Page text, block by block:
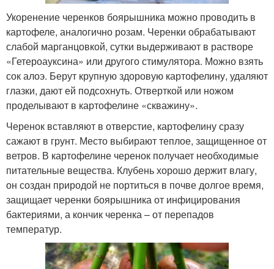
Укоренение черенков боярышника можно проводить в
картофеле, аналогично розам. Черенки обрабатывают
слабой марганцовкой, сутки выдерживают в растворе
«Гетероауксина» или другого стимулятора. Можно взять
сок алоэ. Берут крупную здоровую картофелину, удаляют
глазки, дают ей подсохнуть. Отверткой или ножом
проделывают в картофелине «скважину».
Черенок вставляют в отверстие, картофелину сразу
сажают в грунт. Место выбирают теплое, защищенное от
ветров. В картофелине черенок получает необходимые
питательные вещества. Клубень хорошо держит влагу,
он создан природой не портиться в почве долгое время,
защищает черенки боярышника от инфицирования
бактериями, а кончик черенка – от перепадов
температур.